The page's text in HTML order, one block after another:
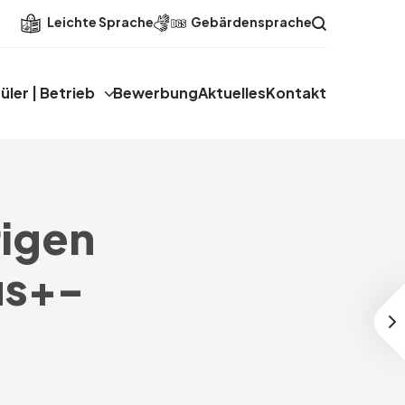
Leichte Sprache Gebärdensprache
| Betrieb BewerbungAktuellesKontakt